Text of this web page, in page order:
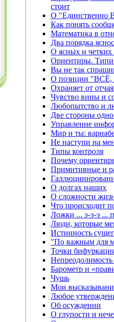
стоит
О "Единственно
Как понять
Математика в
Два порядка
О ясных и четких
Ориентиры.
Вы не так
О позиции
Охраняет от
Чувство вины и
Любопытство и
Две стороны
Управление
Мир и ты:
Не наступи на
Типы контроля
Почему
Примитивные и
О долгах наших
О сложности
Что происходит
Ложки ... э-э-э ...
Люди, которые
Истинность
"По важным для
Точки
Барометр и
Чушь
Мои
Любое
Об осуждении
О глупости и